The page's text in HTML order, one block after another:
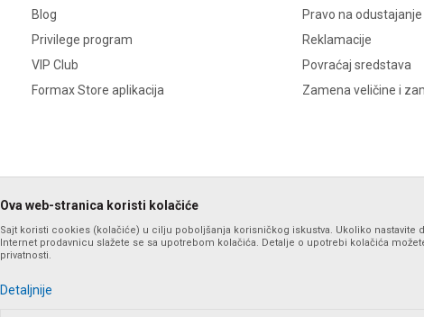
Blog
Privilege program
VIP Club
Formax Store aplikacija
Pravo na odustajanje
Reklamacije
Povraćaj sredstava
Zamena veličine i
Ova web-stranica koristi kolačiće
Sajt koristi cookies (kolačiće) u cilju poboljšanja korisničkog iskustva. Ukoliko nastavite
Internet prodavnicu slažete se sa upotrebom kolačića. Detalje o upotrebi kolačića
privatnosti.
Detaljnije